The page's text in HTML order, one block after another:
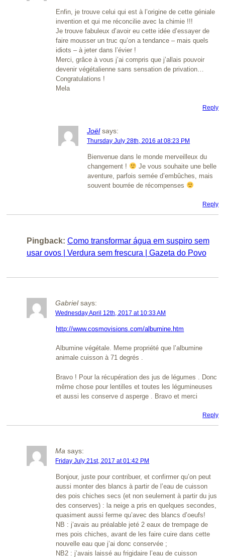
Enfin, je trouve celui qui est à l’origine de cette géniale
invention et qui me réconcilie avec la chimie !!!
Je trouve fabuleux d’avoir eu cette idée d’essayer de
faire mousser un truc qu’on a tendance – mais quels
idiots – à jeter dans l’évier !
Merci, grâce à vous j’ai compris que j’allais pouvoir
devenir végétalienne sans sensation de privation…
Congratulations !
Mela
Reply
Joël says:
Thursday July 28th, 2016 at 08:23 PM
Bienvenue dans le monde merveilleux du
changement !
Je vous souhaite une belle
aventure, parfois semée d’embûches, mais
souvent bourrée de récompenses
Reply
Pingback: Como transformar água em suspiro sem
usar ovos | Verdura sem frescura | Gazeta do Povo
Gabriel says:
Wednesday April 12th, 2017 at 10:33 AM
http://www.cosmovisions.com/albumine.htm
Albumine végétale. Meme propriété que l’albumine
animale cuisson à 71 degrés .
Bravo ! Pour la récupération des jus de légumes . Donc
même chose pour lentilles et toutes les légumineuses
et aussi les conserve d asperge . Bravo et merci
Reply
Ma says:
Friday July 21st, 2017 at 01:42 PM
Bonjour, juste pour contribuer, et confirmer qu’on peut
aussi monter des blancs à partir de l’eau de cuisson
des pois chiches secs (et non seulement à partir du jus
des conserves) : la neige a pris en quelques secondes,
quasiment aussi ferme qu’avec des blancs d’oeufs!
NB : j’avais au préalable jeté 2 eaux de trempage de
mes pois chiches, avant de les faire cuire dans cette
nouvelle eau que j’ai donc conservée ;
NB2 : j’avais laissé au frigidaire l’eau de cuisson